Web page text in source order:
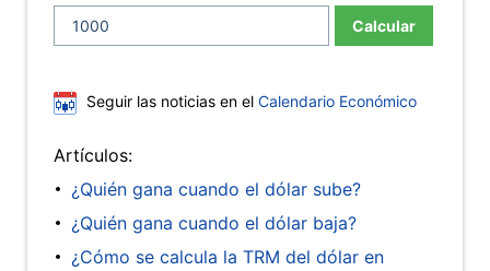
Calcular
Seguir las noticias en el Calendario Económico
Artículos:
¿Quién gana cuando el dólar sube?
¿Quién gana cuando el dólar baja?
¿Cómo se calcula la TRM del dólar en